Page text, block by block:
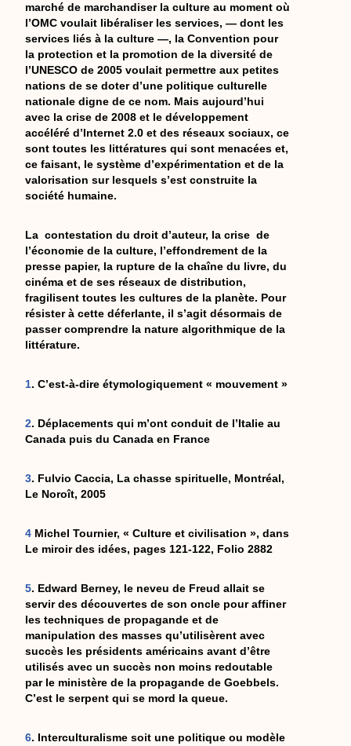
marché de marchandiser la culture au moment où
l’OMC voulait libéraliser les services, — dont les
services liés à la culture —, la Convention pour
la protection et la promotion de la diversité de
l’UNESCO de 2005 voulait permettre aux petites
nations de se doter d’une politique culturelle
nationale digne de ce nom. Mais aujourd’hui
avec la crise de 2008 et le développement
accéléré d’Internet 2.0 et des réseaux sociaux, ce
sont toutes les littératures qui sont menacées et,
ce faisant, le système d’expérimentation et de la
valorisation sur lesquels s’est construite la
société humaine.
La contestation du droit d’auteur, la crise de
l’économie de la culture, l’effondrement de la
presse papier, la rupture de la chaîne du livre, du
cinéma et de ses réseaux de distribution,
fragilisent toutes les cultures de la planète. Pour
résister à cette déferlante, il s’agit désormais de
passer comprendre la nature algorithmique de la
littérature.
1. C’est-à-dire étymologiquement « mouvement »
2. Déplacements qui m’ont conduit de l’Italie au
Canada puis du Canada en France
3. Fulvio Caccia, La chasse spirituelle, Montréal,
Le Noroît, 2005
4 Michel Tournier, « Culture et civilisation », dans
Le miroir des idées, pages 121-122, Folio 2882
5. Edward Berney, le neveu de Freud allait se
servir des découvertes de son oncle pour affiner
les techniques de propagande et de
manipulation des masses qu’utilisèrent avec
succès les présidents américains avant d’être
utilisés avec un succès non moins redoutable
par le ministère de la propagande de Goebbels.
C’est le serpent qui se mord la queue.
6. Interculturalisme soit une politique ou modèle